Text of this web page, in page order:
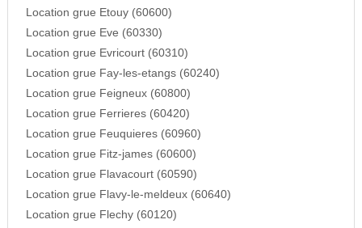
Location grue Etouy (60600)
Location grue Eve (60330)
Location grue Evricourt (60310)
Location grue Fay-les-etangs (60240)
Location grue Feigneux (60800)
Location grue Ferrieres (60420)
Location grue Feuquieres (60960)
Location grue Fitz-james (60600)
Location grue Flavacourt (60590)
Location grue Flavy-le-meldeux (60640)
Location grue Flechy (60120)